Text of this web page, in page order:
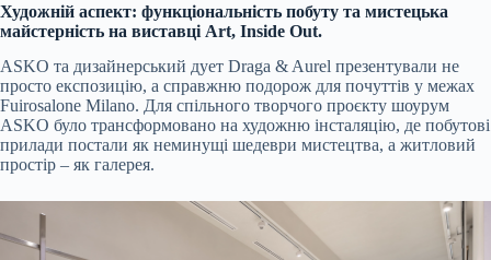
Художній аспект: функціональність побуту та мистецька
майстерність на виставці Art, Inside Out.
ASKO та дизайнерський дует Draga & Aurel презентували не
просто експозицію, а справжню подорож для почуттів у межах
Fuirosalone Milano. Для спільного творчого проєкту шоурум
ASKO було трансформовано на художню інсталяцію, де побутові
прилади постали як неминущі шедеври мистецтва, а житловий
простір – як галерея.